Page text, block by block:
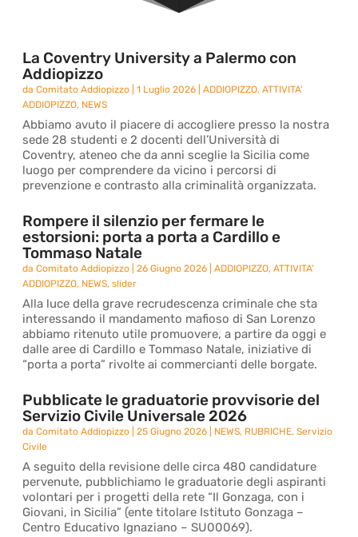
La Coventry University a Palermo con
Addiopizzo
daComitato Addiopizzo |1 Luglio 2026 |ADDIOPIZZO,ATTIVITA'
ADDIOPIZZO, NEWS
Abbiamo avuto il piacere di accogliere presso la nostra
sede 28 studenti e 2 docenti dell’Università di
Coventry, ateneo che da anni sceglie la Sicilia come
luogo per comprendere da vicino i percorsi di
prevenzione e contrasto alla criminalità organizzata.
Rompere il silenzio per fermare le
estorsioni: porta a porta a Cardillo e
Tommaso Natale
daComitato Addiopizzo |26 Giugno 2026 |ADDIOPIZZO,ATTIVITA'
ADDIOPIZZO, NEWS,slider
Alla luce della grave recrudescenza criminale che sta
interessando il mandamento mafioso di San Lorenzo
abbiamo ritenuto utile promuovere, a partire da oggi e
dalle aree di Cardillo e Tommaso Natale, iniziative di
“porta a porta” rivolte ai commercianti delle borgate.
Pubblicate le graduatorie provvisorie del
Servizio Civile Universale 2026
daComitato Addiopizzo |25 Giugno 2026 NEWS, RUBRICHE,Servizio
Civile
A seguito della revisione delle circa 480 candidature
pervenute, pubblichiamo le graduatorie degli aspiranti
volontari per i progetti della rete “Il Gonzaga, con i
Giovani, in Sicilia” (ente titolare Istituto Gonzaga –
Centro Educativo Ignaziano – SU00069).